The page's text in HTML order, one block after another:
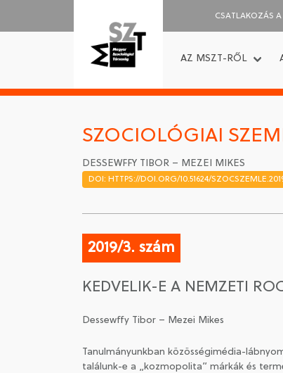
CSATLAKOZÁS
AZ MSZT-RŐL
SZOCIOLÓGIAI
DESSEWFFY TIBOR – MEZEI MIKES
DOI: HTTPS://DOI.ORG/10.51624/
2019/3. szám
KEDVELIK-E A NEMZETI
Dessewffy Tibor – Mezei Mikes
Tanulmányunkban közösségimédia-
találunk-e a „kozmopolita” márkák és